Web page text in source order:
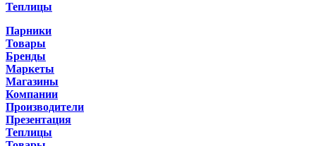
Теплицы
Парники
Товары
Бренды
Маркеты
Магазины
Компании
Производители
Презентация
Теплицы